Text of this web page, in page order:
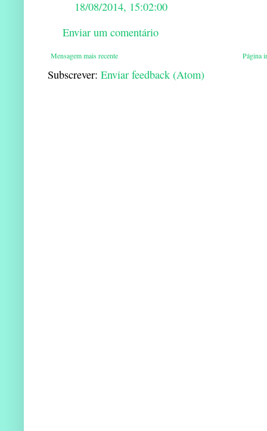
18/08/2014, 15:02:00
Enviar um comentário
Mensagem mais recente Página
Subscrever: Enviar feedback (Atom)